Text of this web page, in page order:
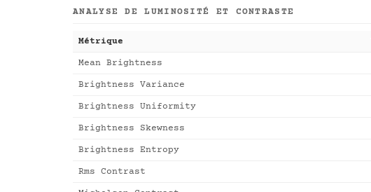
ANALYSE DE LUMINOSITÉ ET CONTRASTE
Métrique
Mean Brightness
Brightness Variance
Brightness Uniformity
Brightness Skewness
Brightness Entropy
Rms Contrast